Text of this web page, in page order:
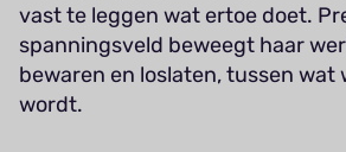
vast te leggen wat ertoe doet.
spanningsveld beweegt haar
bewaren en loslaten, tussen wat
wordt.